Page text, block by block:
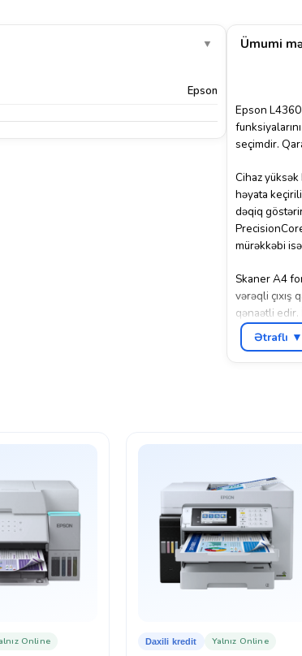
▼
Epson
Ümumi
Epson
seçimdir.
Cihaz
həyata
dəqiq
mürəkkəbi
Skaner A4
vərəqli çıxış
qənaətli
funksiyaları
Ətraflı ▼
Online Daxili kredit Yalnız Online